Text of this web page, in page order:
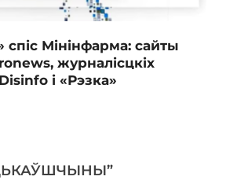
спіс Мінінфарма: сайты
журналісцкіх
і «Рэзка»